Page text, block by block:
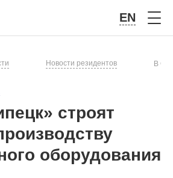
EN
Новости резидентов В
строят
оборудования